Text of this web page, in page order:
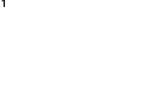
1